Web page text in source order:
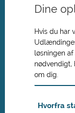
Dine
Hvis du har
løsningen
nødvendigt,
om dig.
Hvorfra